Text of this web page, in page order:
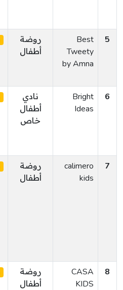
5
Best
Tweety
by Amna
روضة
أطفال
6
Bright
Ideas
نادي
أطفال
خاص
7
calimero
kids
روضة
أطفال
8
CASA
KIDS
روضة
أطفال